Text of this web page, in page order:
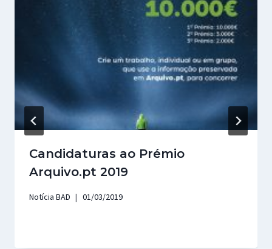
Candidaturas ao Prémio
Arquivo.pt 2019
Notícia BAD 01/03/2019